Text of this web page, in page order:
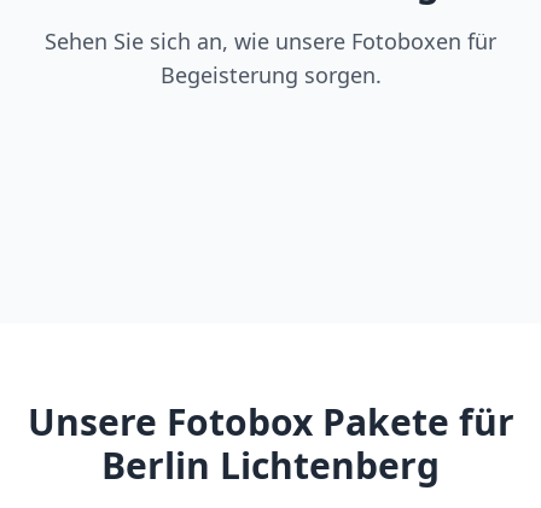
Sehen Sie sich an, wie unsere Fotoboxen für
Begeisterung sorgen.
Unsere Fotobox Pakete für
Berlin Lichtenberg